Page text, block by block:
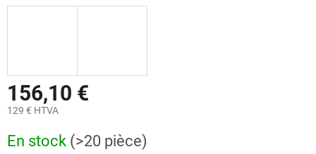
156,10 €
129 € HTVA
de
En stock (>20 pièce)